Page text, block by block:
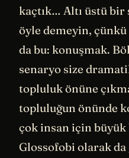
kaçtık… Altı üstü
öyle demeyin,
da bu: konuşmak.
senaryo size
topluluk önüne
topluluğun önünde
çok insan için
Glossofobi olarak